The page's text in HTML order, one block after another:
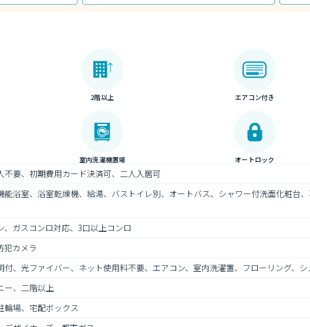
2階以上 エアコン付き
室内洗濯機置場 オートロック
不要、初期費用カード決済可、二人入居可
能浴室、浴室乾燥機、給湯、バストイレ別、オートバス、シャワー付洗面化粧台
、ガスコンロ対応、3口以上コンロ
犯カメラ
付、光ファイバー、ネット使用料不要、エアコン、室内洗濯置、フローリング、
ー、二階以上
輪場、宅配ボックス